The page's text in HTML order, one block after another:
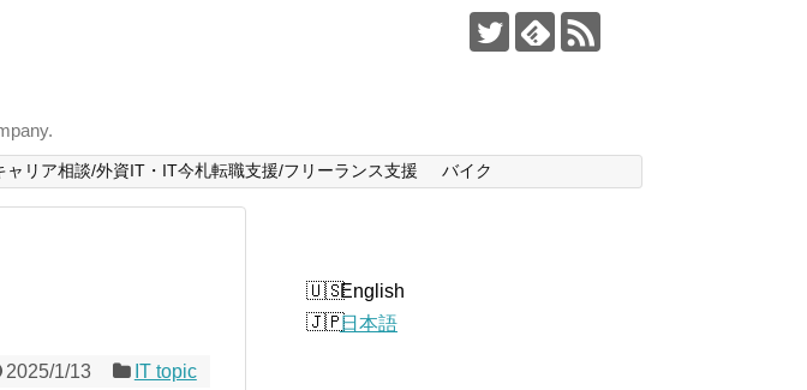
ャリア相談/外資IT・IT今札転職支援/フリーランス支援 バイク
2025/1/13 IT topic
English
日本語